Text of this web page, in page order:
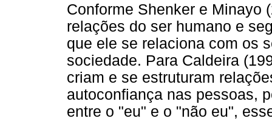
Conforme Shenker e Minayo
relações do ser humano e
que ele se relaciona com os
sociedade. Para Caldeira
criam e se estruturam
autoconfiança nas pessoas,
entre o "eu" e o "não eu",